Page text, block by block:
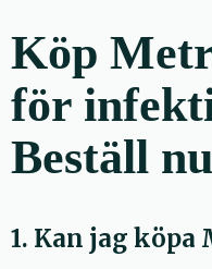
Köp
för
Beställ
1. Kan jag köpa